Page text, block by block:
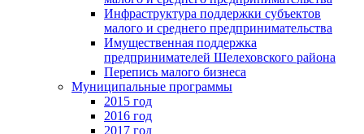
Инфраструктура поддержки субъектов
малого и среднего предпринимательства
Имущественная поддержка
предпринимателей Шелеховского района
Перепись малого бизнеса
Муниципальные программы
2015 год
2016 год
2017 год